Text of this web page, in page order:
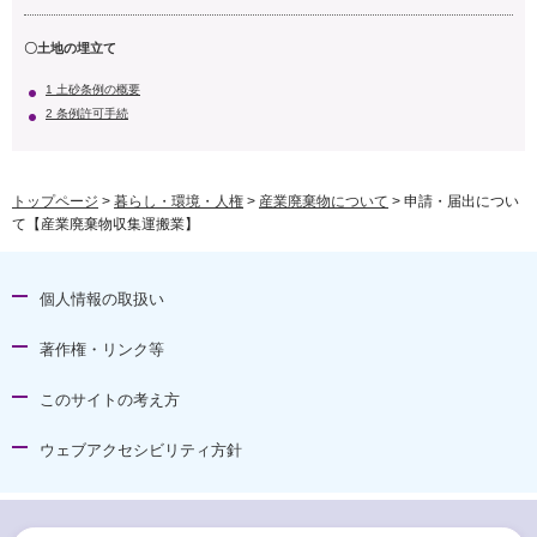
〇土地の埋立て
1 土砂条例の概要
2 条例許可手続
トップページ > 暮らし・環境・人権 > 産業廃棄物について > 申請・届出につい
て【産業廃棄物収集運搬業】
個人情報の取扱い
著作権・リンク等
このサイトの考え方
ウェブアクセシビリティ方針